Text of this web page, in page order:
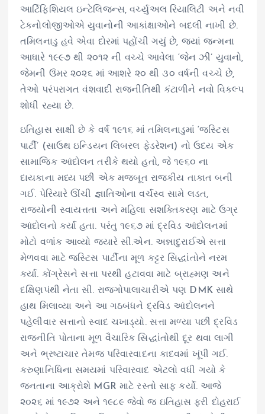
આર્ટિફિશિયલ ઇન્ટેલિજન્સ, વર્ચ્યુઅલ રિયાલિટી અને નવી
ટેકનોલોજીઓએ યુવાનોની આકાંક્ષાઓને બદલી નાખી છે.
તમિલનાડુ હવે એવા દોરમાં પહોંચી ગયું છે, જ્યાં જન્મના
આધારે ૧૯૯૭ થી ૨૦૧૨ ની વચ્ચે આવેલા ‘જેન ઝી’ યુવાનો,
જેમની ઉંમર ૨૦૨૬ માં આશરે ૨૦ થી ૩૦ વર્ષની વચ્ચે છે,
તેઓ પરંપરાગત વંશવાદી રાજનીતિથી કંટાળીને નવો વિકલ્પ
શોધી રહ્યા છે.
ઇતિહાસ સાક્ષી છે કે વર્ષ ૧૯૧૬ માં તમિલનાડુમાં ‘જસ્ટિસ
પાર્ટી’ (સાઉથ ઇન્ડિયન લિબરલ ફેડરેશન) નો ઉદય એક
સામાજિક આંદોલન તરીકે થયો હતો, જે ૧૯૬૦ ના
દાયકાના મધ્ય પછી એક મજબૂત રાજકીય તાકાત બની
ગઈ. પેરિયારે ઊંચી જ્ઞાતિઓના વર્ચસ્વ સામે લડત,
રાજ્યોની સ્વાયત્તતા અને મહિલા સશક્તિકરણ માટે ઉગ્ર
આંદોલનો કર્યા હતા. પરંતુ ૧૯૬૭ માં દ્રવિડ આંદોલનમાં
મોટો વળાંક આવ્યો જ્યારે સી.એન. અન્નાદુરાઈએ સત્તા
મેળવવા માટે જસ્ટિસ પાર્ટીના મૂળ કટ્ટર સિદ્ધાંતોને નરમ
કર્યા. કોંગ્રેસને સત્તા પરથી હટાવવા માટે બ્રાહ્મણ અને
દક્ષિણપંથી નેતા સી. રાજગોપાલાચારીએ પણ DMK સાથે
હાથ મિલાવ્યા અને આ ગઠબંધને દ્રવિડ આંદોલનને
પહેલીવાર સત્તાનો સ્વાદ ચખાડ્યો. સત્તા મળ્યા પછી દ્રવિડ
રાજનીતિ પોતાના મૂળ વૈચારિક સિદ્ધાંતોથી દૂર થવા લાગી
અને ભ્રષ્ટાચાર તેમજ પરિવારવાદના કાદવમાં ખૂંપી ગઈ.
કરુણાનિધિના સમયમાં પરિવારવાદ એટલો વધી ગયો કે
જનતાના આક્રોશે MGR માટે રસ્તો સાફ કર્યો. આજે
૨૦૨૬ માં ૧૯૭૨ અને ૧૯૮૯ જેવો જ ઇતિહાસ ફરી દોહરાઈ